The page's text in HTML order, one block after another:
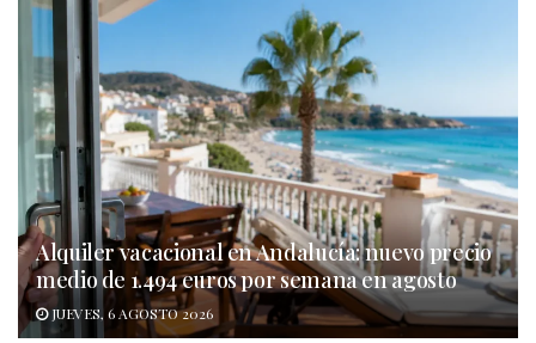
Alquiler vacacional en Andalucía: nuevo precio
medio de 1.494 euros por semana en agosto
JUEVES, 6 AGOSTO 2026